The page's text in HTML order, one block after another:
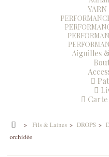
Aiguilles
Carte
> Fils & Laines > DROPS >
orchidée